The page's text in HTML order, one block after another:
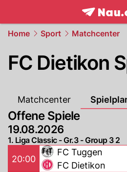
frontpage.
Home Sport Matchcenter
FC Dietikon
Matchcenter
Offene Spiele
19.08.2026
1. Liga Classic - Gr.3 - Group 3 2
20:00
FC Tuggen
FC Dietikon